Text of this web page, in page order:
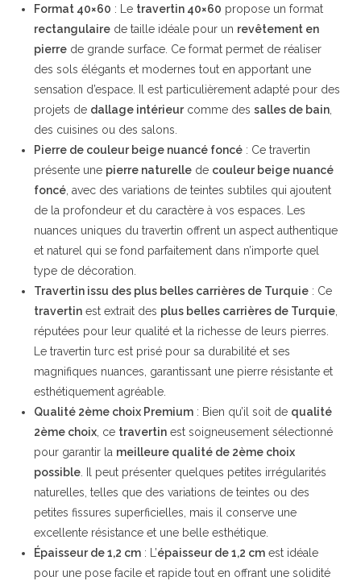
Format 40×60 : Le travertin 40×60 propose un format
rectangulaire de taille idéale pour un revêtement en
pierre de grande surface. Ce format permet de réaliser
des sols élégants et modernes tout en apportant une
sensation d’espace. Il est particulièrement adapté pour des
projets de dallage intérieurcomme dessalles de bain,
des cuisines ou des salons.
Pierre de couleur beige nuancé foncé : Ce travertin
présente une pierre naturelle de couleur beige nuancé
foncé, avec des variations de teintes subtiles qui ajoutent
de la profondeur et du caractère à vos espaces. Les
nuances uniques du travertin offrent un aspect authentique
et naturel qui se fond parfaitement dans n’importe quel
type de décoration.
Travertin issu des plus belles carrières de Turquie : Ce
travertin est extrait des plus belles carrières de Turquie,
réputées pour leur qualité et la richesse de leurs pierres.
Le travertin turc est prisé pour sa durabilité et ses
magnifiques nuances, garantissant une pierre résistante et
esthétiquement agréable.
Qualité 2ème choix Premium : Bien qu’il soit de qualité
2ème choix, ce travertin est soigneusement sélectionné
pour garantir la meilleure qualité de 2ème choix
possible. Il peut présenter quelques petites irrégularités
naturelles, telles que des variations de teintes ou des
petites fissures superficielles, mais il conserve une
excellente résistance et une belle esthétique.
Épaisseur de 1,2 cm : L’épaisseur de 1,2 cm est idéale
pour une pose facile et rapide tout en offrant une solidité